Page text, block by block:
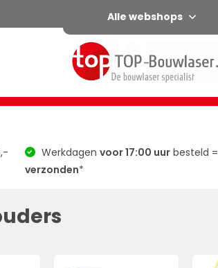
Alle webshops
Afschot
Werkdagen voor 17:00 uurbesteld =
verzonden*